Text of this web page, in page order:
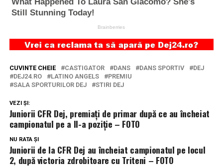
CUVINTE CHEIE CASTIGATOR DANS DANS SPORTIV
DEJ
DEJ24.RO
LATINO ANGELS
PREMIU
SALA SPORTURILOR DEJ
STIRI DEJ
VEZI ȘI:
Juniorii CFR Dej, premiați de primar după ce au încheiat
campionatul pe a II-a poziție – FOTO
NU RATA ȘI
Juniorii de la CFR Dej au încheiat campionatul pe locul
2, după victoria zdrobitoare cu Triteni – FOTO